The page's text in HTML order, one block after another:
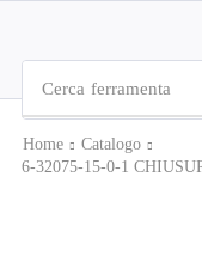
Cerca ferramenta
Home
Catalogo
6-32075-15-0-1